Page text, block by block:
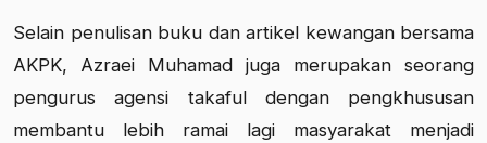
Selain penulisan buku dan artikel kewangan bersama
AKPK, Azraei Muhamad juga merupakan seorang
pengurus agensi takaful dengan pengkhususan
membantu lebih ramai lagi masyarakat menjadi